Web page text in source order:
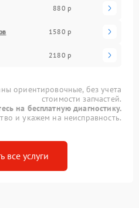
880 р
1580 р
2180 р
ориентировочные, без учета
стоимости запчастей.
на бесплатную диагностику.
и укажем на неисправность.
все услуги